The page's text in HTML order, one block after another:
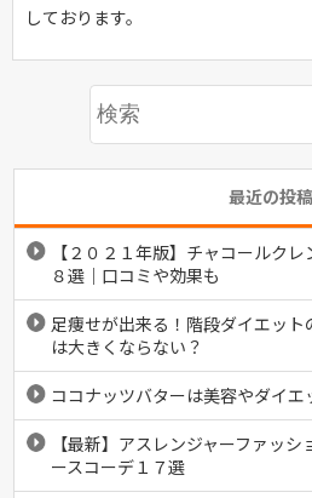
しております。
最近の投稿
【２０２１年版】チャコールク
８選｜口コミや効果も
足痩せが出来る！階段ダイエッ
は大きくならない？
ココナッツバターは美容やダイエ
【最新】アスレンジャーファッ
ースコーデ１７選